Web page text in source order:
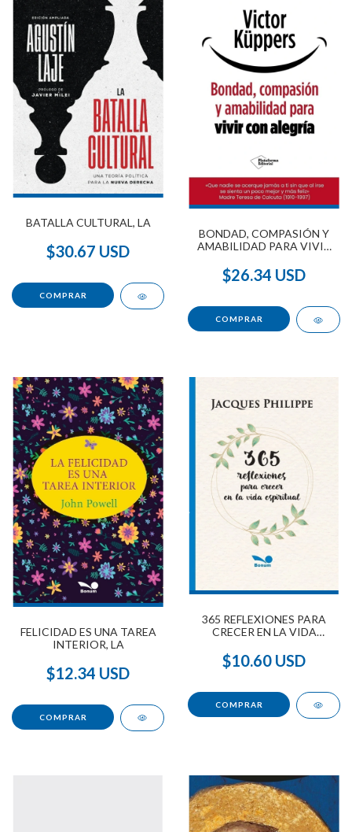
BATALLA CULTURAL, LA
$30.67 USD
BONDAD, COMPASIÓN Y
AMABILIDAD PARA VIVIR
$26.34 USD
FELICIDAD ES UNA TAREA
INTERIOR, LA
$12.34 USD
365 REFLEXIONES PARA
CRECER EN LA VIDA
$10.60 USD